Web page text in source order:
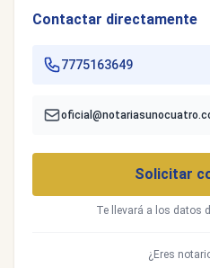
Contactar directamente
7775163649
Solicitar
Te llevará a los datos
¿Eres